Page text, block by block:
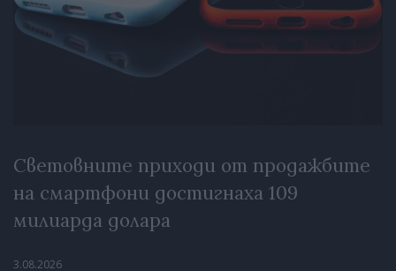
Световните приходи от продажбите
на смартфони достигнаха 109
милиарда долара
3.08.2026